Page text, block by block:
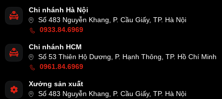
Chi nhánh Hà Nội
Số 483 Nguyễn Khang, P. Cầu Giấy, TP. Hà Nội
0933.84.6969
Chi nhánh HCM
Số 53 Thiên Hộ Dương, P. Hạnh Thông, TP. Hồ Chí Minh
0961.84.6969
Xưởng sản xuất
Số 483 Nguyễn Khang, P. Cầu Giấy, TP. Hà Nội